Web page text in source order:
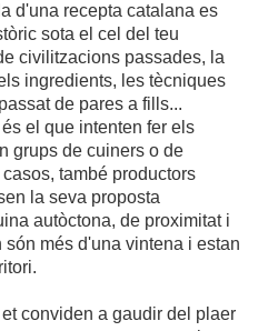
d'una recepta catalana es
sota el cel del teu
civilitzacions passades, la
ingredients, les tècniques
de pares a fills...
el que intenten fer els
grups de cuiners o de
també productors
la seva proposta
autòctona, de proximitat i
més d'una vintena i estan
conviden a gaudir del plaer